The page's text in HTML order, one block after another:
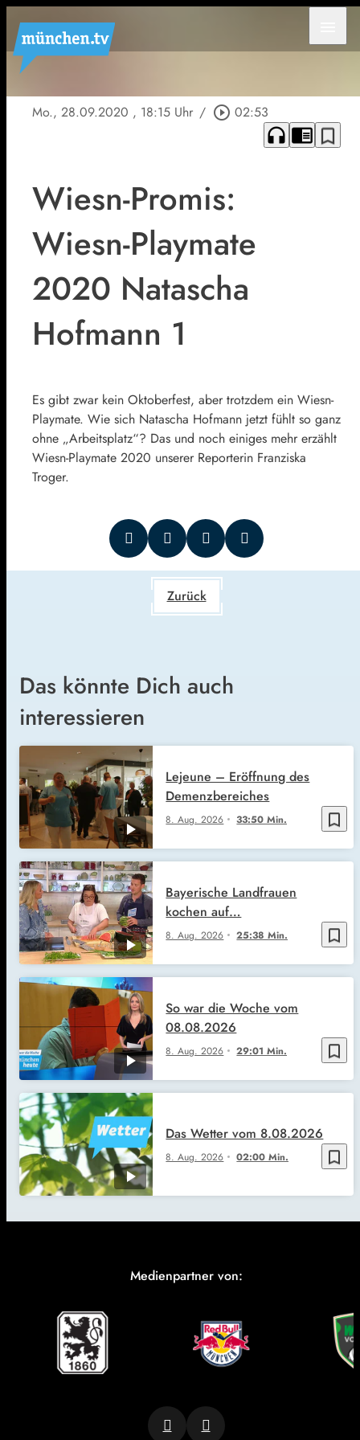
Mo., 28.09.2020 , 18:15 Uhr / play_circle_outline 02:53
headphones chrome_reader_mode bookmark_border
Wiesn-Promis:
Wiesn-Playmate
2020 Natascha
Hofmann 1
Es gibt zwar kein Oktoberfest, aber trotzdem ein Wiesn-
Playmate. Wie sich Natascha Hofmann jetzt fühlt so ganz
ohne „Arbeitsplatz“? Das und noch einiges mehr erzählt
Wiesn-Playmate 2020 unserer Reporterin Franziska
Troger.
Zurück
Das könnte Dich auch
interessieren
bookmark_border
8. Aug. 2026 33:50 Min.
Lejeune – Eröffnung des
Demenzbereiches
bookmark_border
8. Aug. 2026 25:38 Min.
Bayerische Landfrauen
kochen auf…
bookmark_border
8. Aug. 2026 29:01 Min.
So war die Woche vom
08.08.2026
bookmark_border
8. Aug. 2026 02:00 Min.
Das Wetter vom 8.08.2026
Medienpartner von: